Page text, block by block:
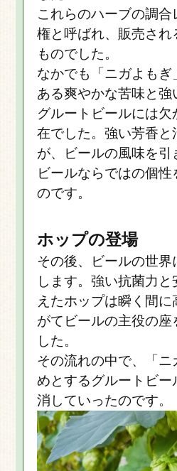
これらのハーブの調合
権と呼ばれ、販売され
ものでした。
なかでも「ニガよも
ある爽やかな苦味と強
グルートビールには
在でした。強い芳香と
が、ビールの風味を引
ビールならではの個
のです。
ホップの登場
その後、ビールの世
します。強い抗菌力
えたホップは瞬く間
がてビールの主役の座
した。
その流れの中で、「ニ
めとするグルートビー
消していったのです。